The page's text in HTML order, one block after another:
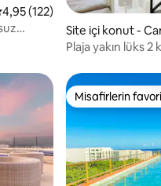
üzerinden ortalama 4,95
4,95 (122)
Site içi konut -
Plaja yakın lüks 2
Misafirlerin
Misafirlerin